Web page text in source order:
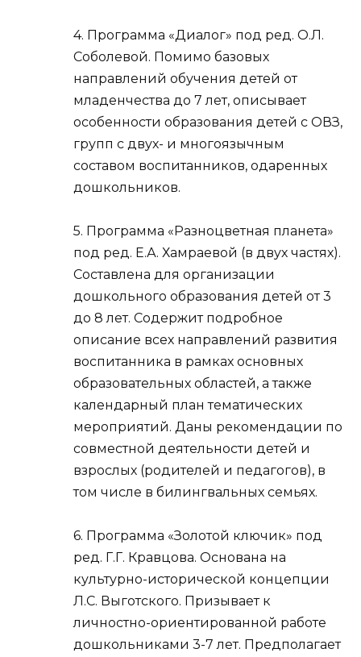
4. Программа «Диалог» под ред. О.Л.
Соболевой. Помимо базовых
направлений обучения детей от
младенчества до 7 лет, описывает
особенности образования детей с ОВЗ,
групп с двух- и многоязычным
составом воспитанников, одаренных
дошкольников.
5. Программа «Разноцветная планета»
под ред. Е.А. Хамраевой (в двух частях).
Составлена для организации
дошкольного образования детей от 3
до 8 лет. Содержит подробное
описание всех направлений развития
воспитанника в рамках основных
образовательных областей, а также
календарный план тематических
мероприятий. Даны рекомендации по
совместной деятельности детей и
взрослых (родителей и педагогов), в
том числе в билингвальных семьях.
6. Программа «Золотой ключик» под
ред. Г.Г. Кравцова. Основана на
культурно-исторической концепции
Л.С. Выготского. Призывает к
личностно-ориентированной работе
дошкольниками 3-7 лет. Предполагает